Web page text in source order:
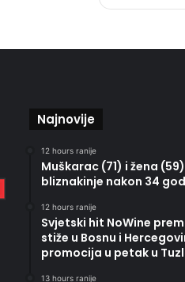
Najnovije
12 hours ranije
Muškarac (71) i žena
bliznakinje nakon 34
12 hours ranije
Svjetski hit NoWine
stiže u Bosnu i
promocija u petak u
13 hours ranije